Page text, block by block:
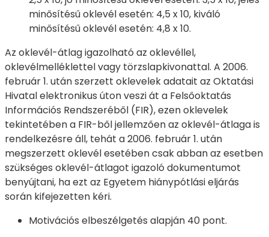
minősítésű oklevél esetén: 4,5 x 10, kiváló
minősítésű oklevél esetén: 4,8 x 10.
Az oklevél-átlag igazolható az oklevéllel,
oklevélmelléklettel vagy törzslapkivonattal. A 2006.
február 1. után szerzett oklevelek adatait az Oktatási
Hivatal elektronikus úton veszi át a Felsőoktatás
Információs Rendszeréből (FIR), ezen oklevelek
tekintetében a FIR-ből jellemzően az oklevél-átlaga is
rendelkezésre áll, tehát a 2006. február 1. után
megszerzett oklevél esetében csak abban az esetben
szükséges oklevél-átlagot igazoló dokumentumot
benyújtani, ha ezt az Egyetem hiánypótlási eljárás
során kifejezetten kéri.
Motivációs elbeszélgetés alapján 40 pont.